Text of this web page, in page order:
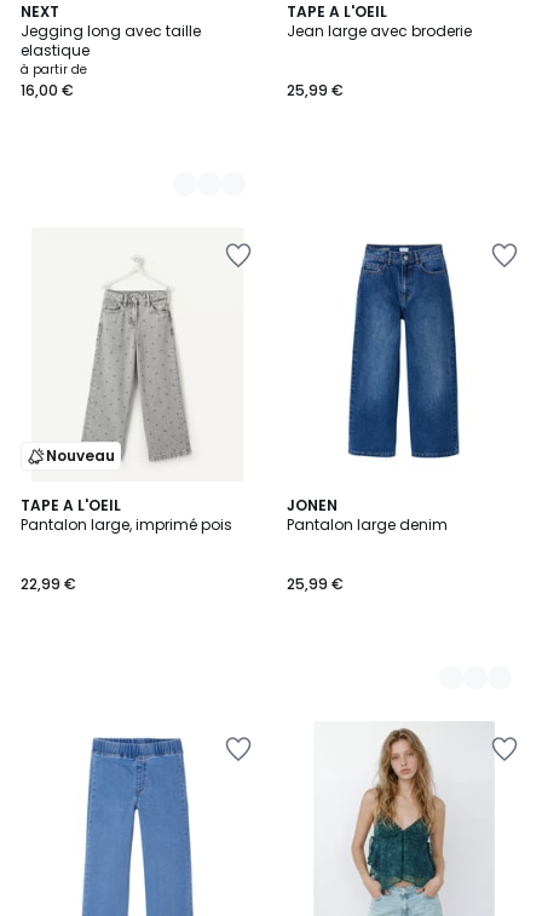
NEXT
Jegging long avec taille
elastique
à partir de
16,00 €
2
Couleurs
TAPE A L'OEIL
Jean large avec broderie
25,99 €
Nouveau
TAPE A L'OEIL
Pantalon large, imprimé pois
22,99 €
JONEN
Pantalon large denim
25,99 €
3
Couleurs